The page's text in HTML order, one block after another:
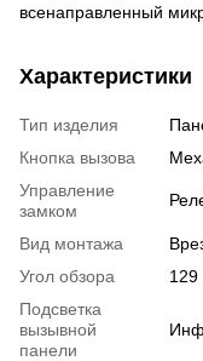
всенаправленный
Характеристики
Тип изделия
Кнопка вызова
Управление
замком
Вид монтажа
Угол обзора
129
Подсветка
вызывной
панели